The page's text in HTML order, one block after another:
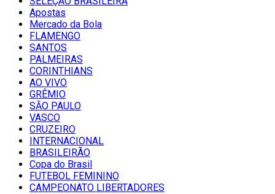
Apostas
Mercado da Bola
FLAMENGO
SANTOS
PALMEIRAS
CORINTHIANS
AO VIVO
GRÊMIO
SĀO PAULO
VASCO
CRUZEIRO
INTERNACIONAL
BRASILEIRÃO
Copa do Brasil
FUTEBOL FEMININO
CAMPEONATO LIBERTADORES